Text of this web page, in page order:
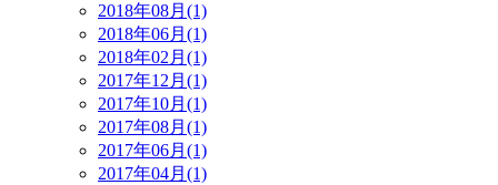
2018年08月(1)
2018年06月(1)
2018年02月(1)
2017年12月(1)
2017年10月(1)
2017年08月(1)
2017年06月(1)
2017年04月(1)